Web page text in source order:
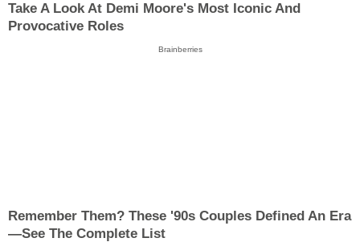
Take A Look At Demi Moore's Most Iconic And
Provocative Roles
Brainberries
Remember Them? These '90s Couples Defined An Era
—See The Complete List